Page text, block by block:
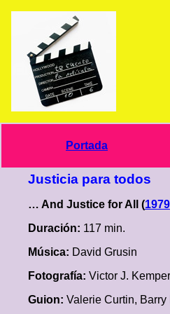
Portada
Justicia para todos
… And Justice for All (1979
Duración: 117 min.
Música: David Grusin
Fotografía: Victor J. Kemper
Guion: Valerie Curtin, Barry